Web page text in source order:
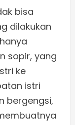
bisa
dilakukan
sopir, yang
ke
istri
bergengsi,